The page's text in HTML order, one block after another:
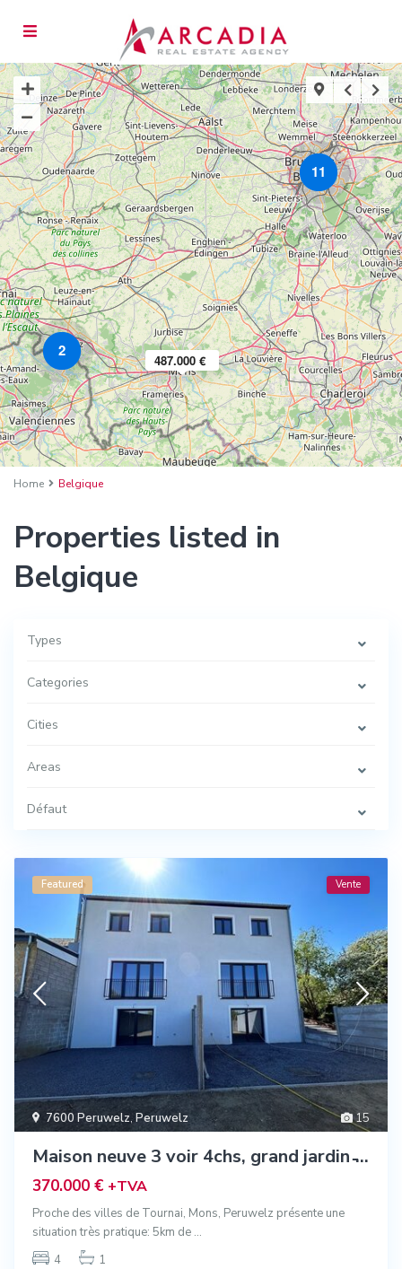
2
11
487.000 €
Home Belgique
Properties listed in
Belgique
Types
Categories
Cities
Areas
Défaut
15
7600 Peruwelz,Peruwelz
Featured Vente
Maison neuve 3 voir 4chs, grand jardin ̵...
370.000 € +TVA
Proche des villes de Tournai, Mons, Peruwelz présente une
situation très pratique: 5km de ...
4
1